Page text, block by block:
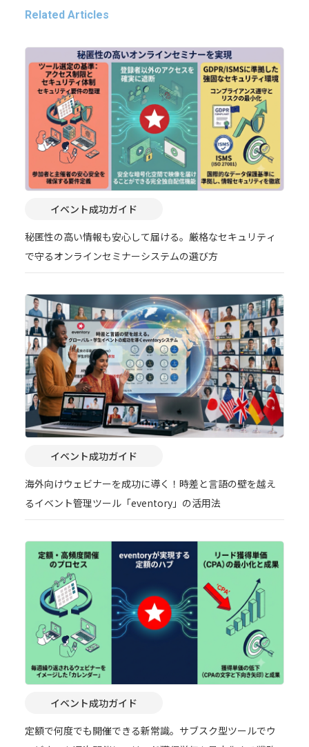
Related Articles
イベント成功ガイド
秘匿性の高い情報も安心して届ける。厳格なセキュリティ
で守るオンラインセミナーシステムの選び方
イベント成功ガイド
海外向けウェビナーを成功に導く！時差と言語の壁を越え
るイベント管理ツール「eventory」の活用法
イベント成功ガイド
定額で何度でも開催できる新常識。サブスク型ツールでウ